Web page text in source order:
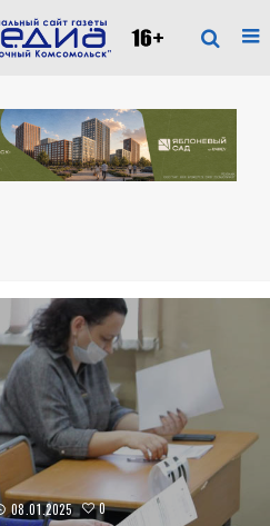
08.01.2025 0